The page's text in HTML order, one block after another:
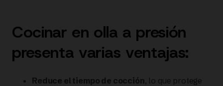
Cocinar en olla a presión
presenta varias ventajas:
Reduce el tiempo de cocción, lo que protege